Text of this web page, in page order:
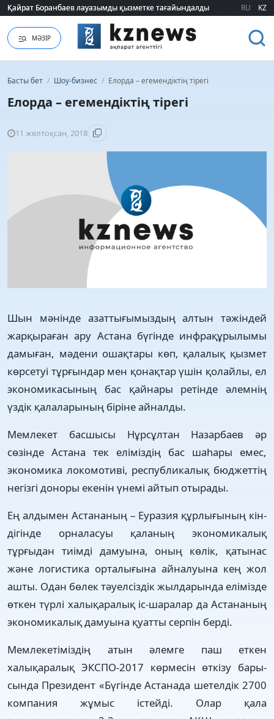
Қайрат Боранбаев лауазымды қызметке тағайындалды
Қайрат Боранбаев лауазымды қызметке тағайындалды RU KZ
МӘЗІР
Басты бет / Шоу-бизнес / Елорда – егемендіктің тірегі
Елорда – егемендіктің тірегі
11 желтоқсан, 2018
Шын мәнінде азатты­ғы­мыз­дың алтын тәжіндей
жарқы­раған ару Астана бүгінде ин­фра­құ­рылымы
дамыған, мәдени ошақ­та­ры көп, қалалық қызмет
көр­сетуі тұр­ғын­дар мен қонақ­тар үшін қолайлы, ел
эко­но­микасының бас қай­нары ретінде әлем­нің
үздік қала­ларының біріне айналды.
Мемлекет басшысы Нұрсұл­тан Назарбаев әр
сөзінде Астана тек еліміздің бас шаһары емес,
экономика локомотиві, рес­­пуб­ликалық бюджеттің
негізгі доноры екенін үнемі айтып отырады.
Ең алдымен Астананың – Еуразия құр­лығының кін­
дігінде орналасуы қаланың эко­но­микалық
тұрғыдан тиімді дамуы­на, оның көлік, қатынас
және ло­гистика орталығына айналуы­на кең жол
ашты. Одан бө­лек тәуелсіздік жылдарында елімізде
өткен түрлі халық­аралық іс-шаралар да Астананың
экономикалық дамуына қуатты серпін берді.
Мемлекетіміздің атын әлемге паш еткен
халықаралық ЭКСПО-2017 көрмесін өткізу бары­
сында Президент «Бүгінде Ас­танада шетелдік 2700
компания жұмыс істейді. Олар қала